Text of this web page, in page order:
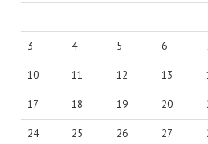
3 4 5 6
10 11 12 13
17 18 19 20
24 25 26 27